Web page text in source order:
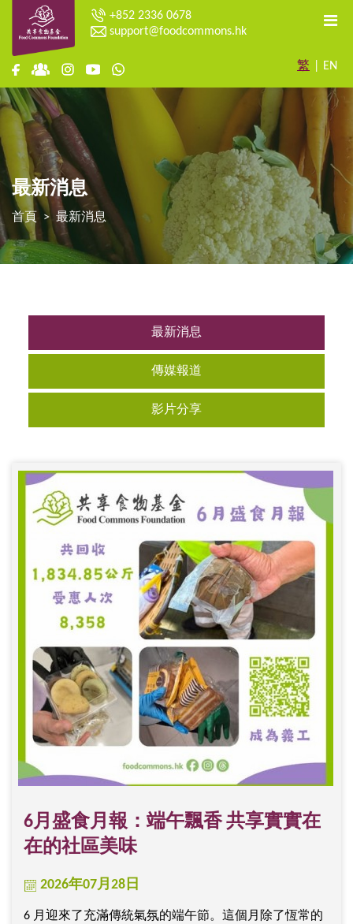
+852 2336 0678
support@foodcommons.hk
繁 EN
最新消息
首頁 最新消息
最新消息
傳媒報道
影片分享
6月盛食月報：端午飄香 共享實實在
在的社區美味
2026年07月28日
6 月迎來了充滿傳統氣氛的端午節。這個月除了恆常的